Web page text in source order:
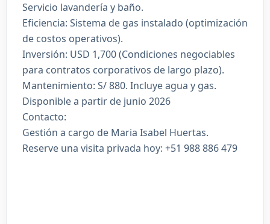
Servicio lavandería y baño.
Eficiencia: Sistema de gas instalado (optimización
de costos operativos).
Inversión: USD 1,700 (Condiciones negociables
para contratos corporativos de largo plazo).
Mantenimiento: S/ 880. Incluye agua y gas.
Disponible a partir de junio 2026
Contacto:
Gestión a cargo de Maria Isabel Huertas.
Reserve una visita privada hoy: +51 988 886 479